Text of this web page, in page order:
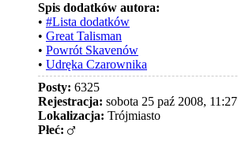
Spis dodatków autora:
• #Lista dodatków
• Great Talisman
• Powrót Skavenów
• Udręka Czarownika
Posty: 6325
Rejestracja: sobota 25 paź 2008, 11:27
Lokalizacja: Trójmiasto
Płeć: